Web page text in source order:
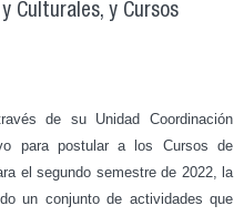
Culturales, y Cursos
de su Unidad Coordinación
para postular a los Cursos de
el segundo semestre de 2022, la
un conjunto de actividades que